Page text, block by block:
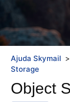
Ajuda Skymail
Storage
Object